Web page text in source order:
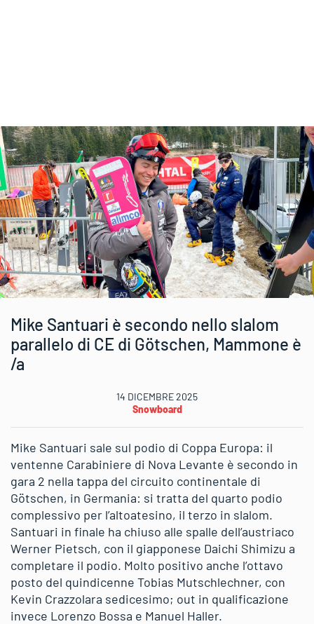
Mike Santuari è secondo nello slalom
parallelo di CE di Götschen, Mammone è
/a
14 DICEMBRE 2025
Snowboard
Mike Santuari sale sul podio di Coppa Europa: il
ventenne Carabiniere di Nova Levante è secondo in
gara 2 nella tappa del circuito continentale di
Götschen, in Germania: si tratta del quarto podio
complessivo per l’altoatesino, il terzo in slalom.
Santuari in finale ha chiuso alle spalle dell’austriaco
Werner Pietsch, con il giapponese Daichi Shimizu a
completare il podio. Molto positivo anche l’ottavo
posto del quindicenne Tobias Mutschlechner, con
Kevin Crazzolara sedicesimo; out in qualificazione
invece Lorenzo Bossa e Manuel Haller.